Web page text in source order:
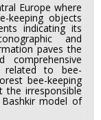
Europe where
keeping objects
indicating its
and
paves the
related to bee-
bee-keeping
the irresponsible
model of